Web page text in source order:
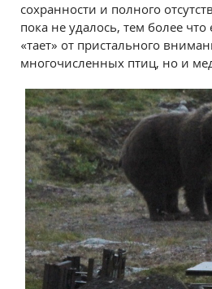
сохранности и полного
пока не удалось, тем более
«тает» от пристального
многочисленных птиц, но и